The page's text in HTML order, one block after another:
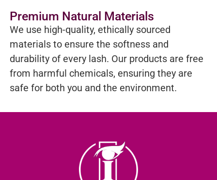
Premium Natural Materials
We use high-quality, ethically sourced
materials to ensure the softness and
durability of every lash. Our products are free
from harmful chemicals, ensuring they are
safe for both you and the environment.